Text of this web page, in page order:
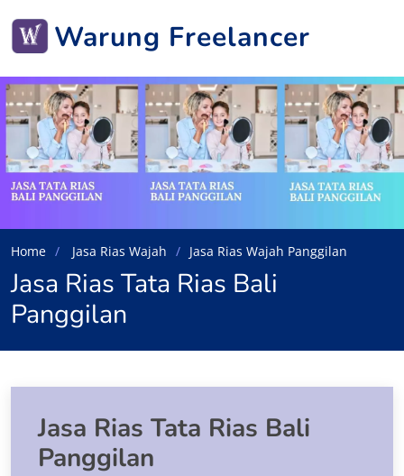
Warung Freelancer
Home Jasa Rias Wajah Jasa Rias Wajah Panggilan
Jasa Rias Tata Rias Bali
Panggilan
Jasa Rias Tata Rias Bali
Panggilan